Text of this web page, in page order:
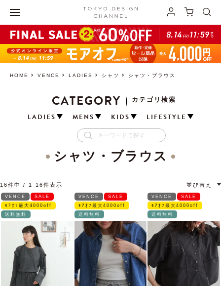
HOME VENCE LADIES シャツ シャツ・ブラウス
CATEGORY
カテゴリ検索
LADIES
MENS KIDS LIFESTYLE
シャツ・ブラウス
並び替え
16件中 1 - 16件表示
VENCE
SALE
ﾓｱｵﾌ最大4000off
送料無料
VENCE
SALE
ﾓｱｵﾌ最大4000off
送料無料
VENCE
SALE
ﾓｱｵﾌ最大4000off
送料無料